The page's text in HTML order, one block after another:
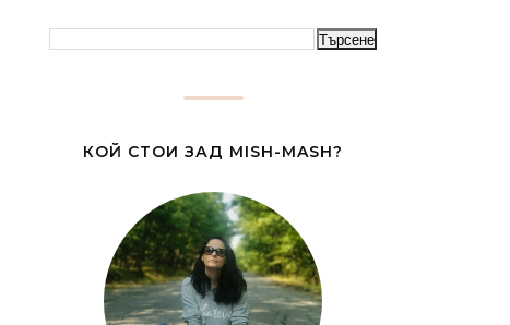
КОЙ СТОИ ЗАД MISH-MASH?